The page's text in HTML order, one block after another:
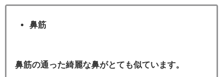
鼻筋
鼻筋の通った綺麗な鼻がとても似ています。